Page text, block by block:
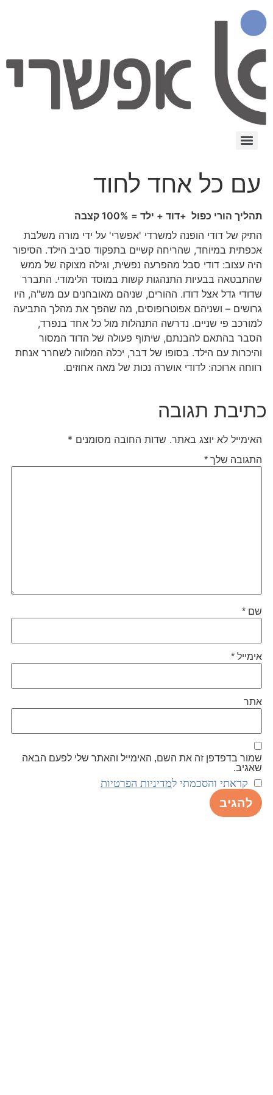
עם כל אחד לחוד
תהליך הורי כפול +דוד + ילד = 100% קצבה
התיק של דודי הופנה למשרדי 'אפשרי' על ידי מורה משלבת
אכפתית במיוחד, שהריחה קשיים בתפקוד סביב הילד. הסיפור
היה עצוב: דודי סבל מהפרעה נפשית, וגילה מצוקה של ממש
שהתבטאה בבעיות התנהגות קשות במוסד הלימודי. התברר
שדודי גדל אצל דודו. ההורים, שניהם מאובחנים עם מש"ה, היו
גרושים – ושניהם אפוטרופוסים, מה שהפך את מהלך התביעה
למורכב פי שניים. נדרשה התנהלות מול כל אחד בנפרד,
הסבר בהתאם להבנתם, שיתוף פעולה של הדוד המסור
והיכרות עם הילד. בסופו של דבר, יכלה המלווה לשחרר אנחת
רווחה ארוכה: לדודי אושרה נכות של מאה אחוזים.
כתיבת תגובה
האימייל לא יוצג באתר. שדות החובה מסומנים *
התגובה שלך *
שם *
אימייל *
אתר
שמור בדפדפן זה את השם, האימייל והאתר שלי לפעם הבאה
שאגיב.
קראתי והסכמתי למדיניות הפרטיות